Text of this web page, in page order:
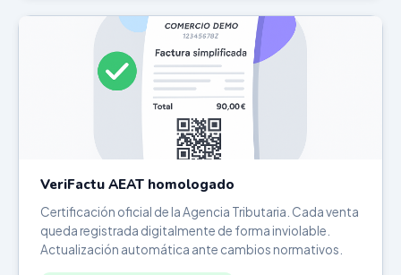
VeriFactu AEAT homologado
Certificación oficial de la Agencia Tributaria. Cada venta
queda registrada digitalmente de forma inviolable.
Actualización automática ante cambios normativos.